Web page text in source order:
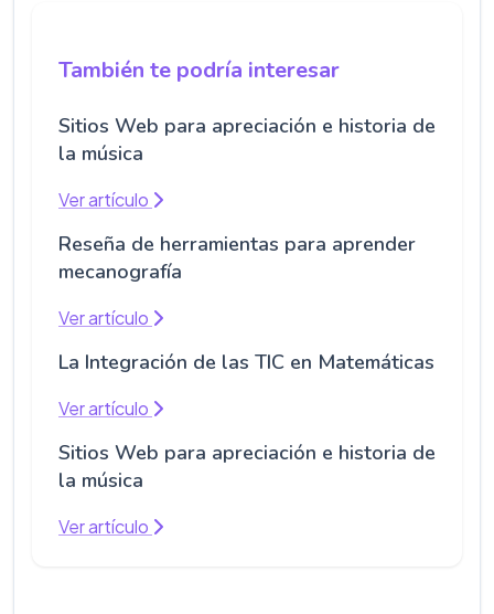
También te podría interesar
Sitios Web para apreciación e historia de
la música
Ver artículo
Reseña de herramientas para aprender
mecanografía
Ver artículo
La Integración de las TIC en Matemáticas
Ver artículo
Sitios Web para apreciación e historia de
la música
Ver artículo